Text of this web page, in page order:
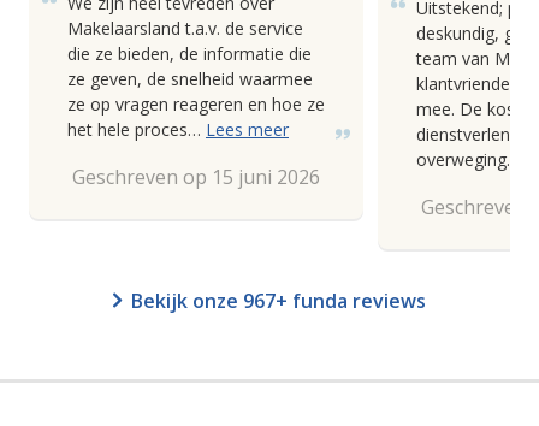
Makelaarsland t.a.v. de service
die ze bieden, de informatie die
ze geven, de snelheid waarmee
ze op vragen reageren en hoe ze
het hele proces… Lees meer
Geschreven op 15 juni 2026
Uitstekend;
deskundig,
team van
klantvriendelijk
mee. De
overweging.
Geschreven
Bekijk onze 967+ funda reviews